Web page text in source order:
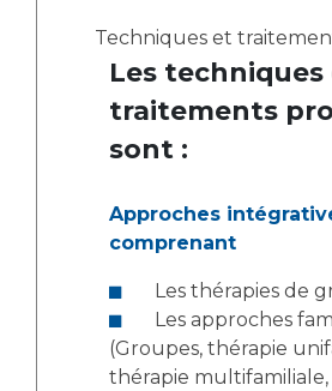
Techniques et
Les techniques
traitements
sont :
Approches
comprenant
Les thérapies de
(Groupes, thérapie
thérapie multifamiliale,